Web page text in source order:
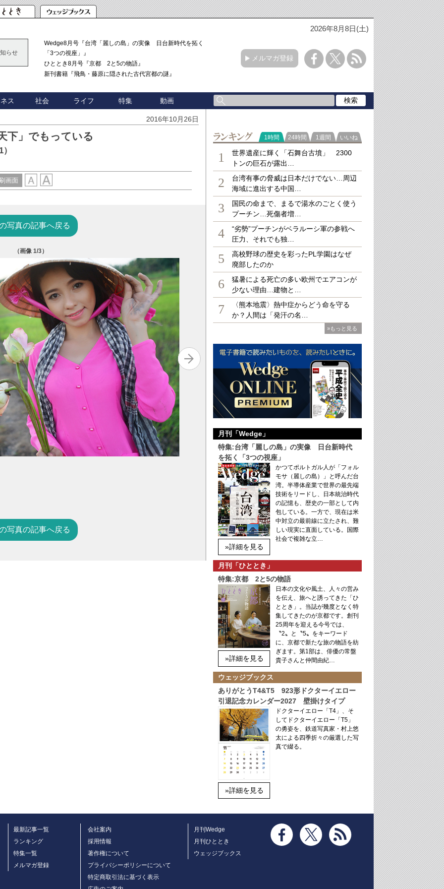
2026年8月8日(土)
らせ
Wedge8月号『台湾「麗しの島」の実像 日台新時代を拓く
「3つの視座」』
ひととき8月号『京都 2と5の物語』
新刊書籍『飛鳥・藤原に隠された古代宮都の謎』
メルマガ登録
ス 社会 ライフ 特集 動画
2016年10月26日
下」でもっている
画面
写真の記事へ戻る
（画像1/3）
ハノイのオペラ座
写真の記事へ戻る
ラ
1時間 24時間 1週間 いいね
1
世界遺産に輝く「石舞台古墳」 2300
トンの巨石が露出…
2
台湾有事の脅威は日本だけでない…周辺
海域に進出する中国…
3
国民の命まで、まるで湯水のごとく使う
プーチン…死傷者増…
4
“劣勢”プーチンがベラルーシ軍の参戦へ
圧力、それでも独…
5
高校野球の歴史を彩ったPL学園はなぜ
廃部したのか
6
猛暑による死亡の多い欧州でエアコンが
少ない理由…建物と…
7
〈熊本地震〉熱中症からどう命を守る
か？人間は「発汗の名…
»もっと見る
月刊「Wedge」
特集:台湾「麗しの島」の実像 日台新時代
を拓く「3つの視座」
»詳細を見る
かつてポルトガル人が「フォル
モサ（麗しの島）」と呼んだ台
湾。半導体産業で世界の最先端
技術をリードし、日本統治時代
の記憶も、歴史の一部として内
包している。一方で、現在は米
中対立の最前線に立たされ、難
しい現実に直面している。国際
社会で複雑な立…
月刊「ひととき」
特集:京都 2と5の物語
»詳細を見る
日本の文化や風土、人々の営み
を伝え、旅へと誘ってきた「ひ
ととき」。当誌が幾度となく特
集してきたのが京都です。創刊
25周年を迎える今号では、
〝2〟と〝5〟をキーワード
に、京都で新たな旅の物語を紡
ぎます。第1部は、俳優の常盤
貴子さんと仲間由紀…
ウェッジブックス
ありがとうT4&T5 923形ドクターイエロー
引退記念カレンダー2027 壁掛けタイプ
»詳細を見る
ドクターイエロー「T4」、そ
してドクターイエロー「T5」
の勇姿を、鉄道写真家・村上悠
太による四季折々の厳選した写
真で綴る。
最新記事一覧
ランキング
特集一覧
メルマガ登録
会社案内
採用情報
著作権について
プライバシーポリシーについて
特定商取引法に基づく表示
月刊Wedge
月刊ひととき
ウェッジブックス